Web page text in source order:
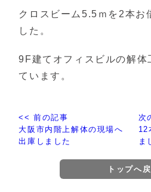
クロスビーム5.5ｍを2本お
した。
9F建てオフィスビルの解体
ています。
<< 前の記事
大阪市内階上解体の現場へ
出庫しました
次
12
ま
トップへ